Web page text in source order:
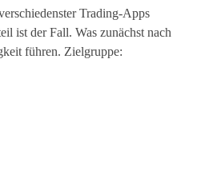
Trading-Apps
ist der Fall. Was zunächst nach
führen. Zielgruppe: